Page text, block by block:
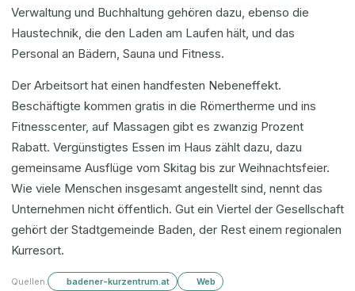
Verwaltung und Buchhaltung gehören dazu, ebenso die
Haustechnik, die den Laden am Laufen hält, und das
Personal an Bädern, Sauna und Fitness.
Der Arbeitsort hat einen handfesten Nebeneffekt.
Beschäftigte kommen gratis in die Römertherme und ins
Fitnesscenter, auf Massagen gibt es zwanzig Prozent
Rabatt. Vergünstigtes Essen im Haus zählt dazu, dazu
gemeinsame Ausflüge vom Skitag bis zur Weihnachtsfeier.
Wie viele Menschen insgesamt angestellt sind, nennt das
Unternehmen nicht öffentlich. Gut ein Viertel der Gesellschaft
gehört der Stadtgemeinde Baden, der Rest einem regionalen
Kurresort.
Quellen: badener-kurzentrum.at Web